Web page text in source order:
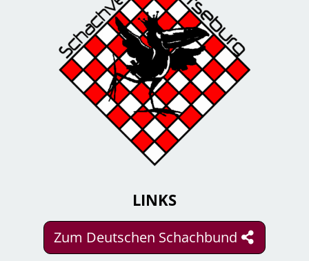
LINKS
Zum Deutschen Schachbund